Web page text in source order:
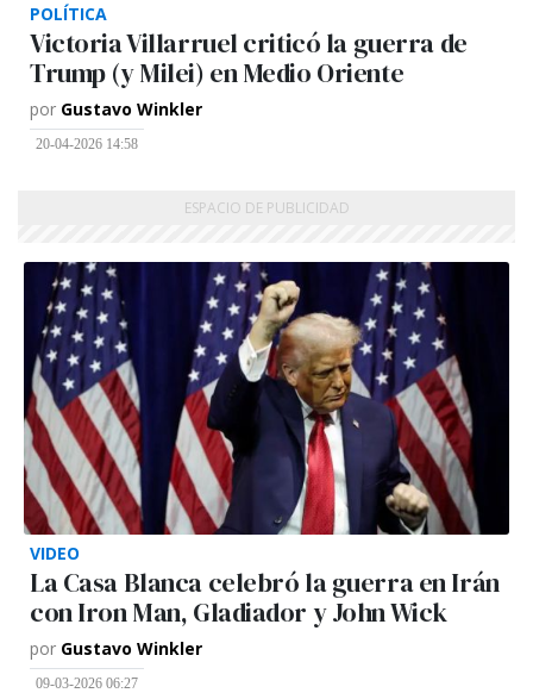
POLÍTICA
Victoria Villarruel criticó la guerra de
Trump (y Milei) en Medio Oriente
por Gustavo Winkler
20-04-2026 14:58
VIDEO
La Casa Blanca celebró la guerra en Irán
con Iron Man, Gladiador y John Wick
por Gustavo Winkler
09-03-2026 06:27